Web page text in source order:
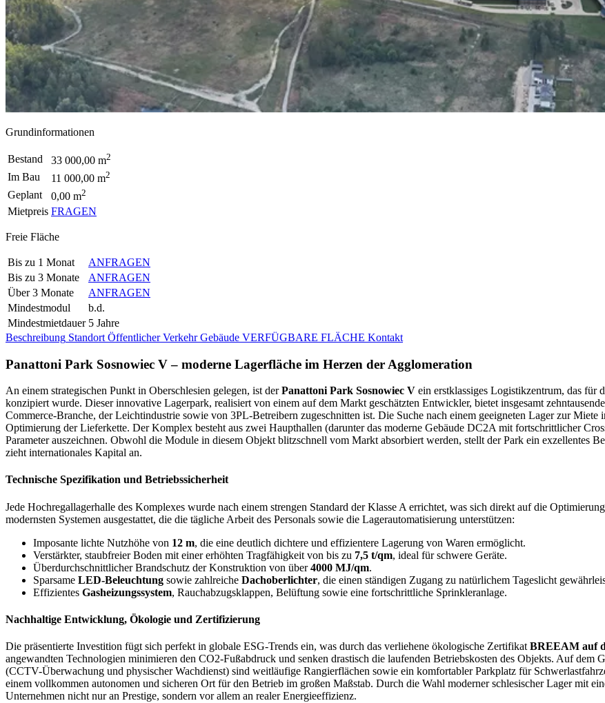
Grundinformationen
Bestand 33 000,00 m2
Im Bau 11 000,00 m2
Geplant 0,00 m2
Mietpreis FRAGEN
Freie Fläche
Bis zu 1 Monat
ANFRAGEN
Bis zu 3 Monate
ANFRAGEN
Über 3 Monate
ANFRAGEN
Mindestmodul
b.d.
Mindestmietdauer 5 Jahre
Beschreibung Standort Öffentlicher Verkehr Gebäude VERFÜGBARE FLÄCHE Kontakt
Panattoni Park Sosnowiec V – moderne Lagerfläche im Herzen der Agglomeration
An einem strategischen Punkt in Oberschlesien gelegen, ist derPanattoni Park Sosnowiec V ein erstklassiges Logistikzentrum, das für
konzipiert wurde. Dieser innovative Lagerpark, realisiert von einem auf dem Markt geschätzten Entwickler, bietet insgesamt
Commerce-Branche, der Leichtindustrie sowie von 3PL-Betreibern zugeschnitten ist. Die Suche nach einem geeigneten Lager zur
Optimierung der Lieferkette. Der Komplex besteht aus zwei Haupthallen (darunter das moderne Gebäude DC2A mit fortschrittlicher
Parameter auszeichnen. Obwohl die Module in diesem Objekt blitzschnell vom Markt absorbiert werden, stellt der Park ein exzellentes
zieht internationales Kapital an.
Technische Spezifikation und Betriebssicherheit
Jede Hochregallagerhalle des Komplexes wurde nach einem strengen Standard der Klasse A errichtet, was sich direkt auf die
modernsten Systemen ausgestattet, die die tägliche Arbeit des Personals sowie die Lagerautomatisierung unterstützen:
Imposante lichte Nutzhöhe von 12 m, die eine deutlich dichtere und effizientere Lagerung von Waren ermöglicht.
Verstärkter, staubfreier Boden mit einer erhöhten Tragfähigkeit von bis zu 7,5 t/qm, ideal für schwere Geräte.
Überdurchschnittlicher Brandschutz der Konstruktion von über4000 MJ/qm.
Sparsame LED-Beleuchtung sowie zahlreiche Dachoberlichter, die einen ständigen Zugang zu natürlichem Tageslicht
Effizientes Gasheizungssystem, Rauchabzugsklappen, Belüftung sowie eine fortschrittliche Sprinkleranlage.
Nachhaltige Entwicklung, Ökologie und Zertifizierung
Die präsentierte Investition fügt sich perfekt in globale ESG-Trends ein, was durch das verliehene ökologische Zertifikat BREEAM auf
angewandten Technologien minimieren den CO2-Fußabdruck und senken drastisch die laufenden Betriebskosten des Objekts. Auf dem
(CCTV-Überwachung und physischer Wachdienst) sind weitläufige Rangierflächen sowie ein komfortabler Parkplatz für
einem vollkommen autonomen und sicheren Ort für den Betrieb im großen Maßstab. Durch die Wahl moderner schlesischer Lager mit
Unternehmen nicht nur an Prestige, sondern vor allem an realer Energieeffizienz.